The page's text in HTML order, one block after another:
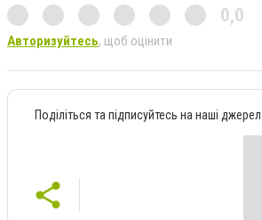
0,0
Авторизуйтесь, щоб оцінити
Поділіться та підписуйтесь на наші